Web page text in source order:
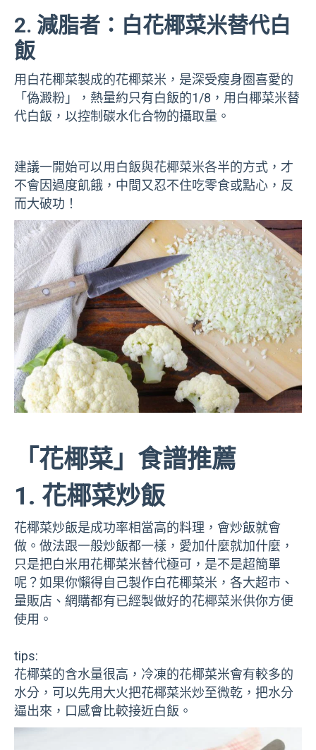
2. 減脂者：白花椰菜米替代白
飯
用白花椰菜製成的花椰菜米，是深受瘦身圈喜愛的
「偽澱粉」，熱量約只有白飯的1/8，用白椰菜米替
代白飯，以控制碳水化合物的攝取量。
建議一開始可以用白飯與花椰菜米各半的方式，才
不會因過度飢餓，中間又忍不住吃零食或點心，反
而大破功！
「花椰菜」食譜推薦
1. 花椰菜炒飯
花椰菜炒飯是成功率相當高的料理，會炒飯就會
做。做法跟一般炒飯都一樣，愛加什麼就加什麼，
只是把白米用花椰菜米替代極可，是不是超簡單
呢？如果你懶得自己製作白花椰菜米，各大超市、
量販店、網購都有已經製做好的花椰菜米供你方便
使用。
tips:
花椰菜的含水量很高，冷凍的花椰菜米會有較多的
水分，可以先用大火把花椰菜米炒至微乾，把水分
逼出來，口感會比較接近白飯。